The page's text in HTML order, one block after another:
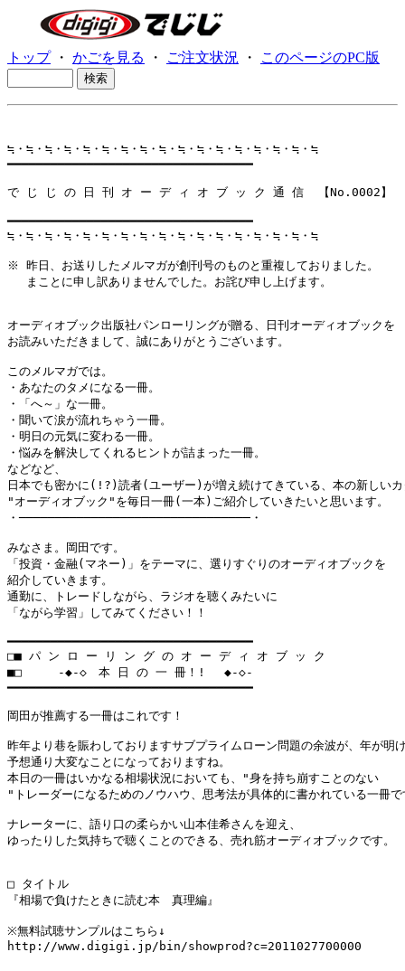
トップ・ かごを見る ・ ご注文状況 ・ このページのPC版
≒・≒・≒・≒・≒・≒・≒・≒・≒・≒・≒・≒・≒・≒・≒・≒・≒
━━━━━━━━━━━━━━━━━━━━━━━━━━━━━━━━━━
で じ じ の 日 刊 オ ー デ ィ オ ブ ッ ク 通 信  【No.0002】
━━━━━━━━━━━━━━━━━━━━━━━━━━━━━━━━━━
≒・≒・≒・≒・≒・≒・≒・≒・≒・≒・≒・≒・≒・≒・≒・≒・≒
※ 昨日、お送りしたメルマガが創刊号のものと重複しておりました。
まことに申し訳ありませんでした。お詫び申し上げます。
オーディオブック出版社パンローリングが贈る、日刊オーディオブックを
お読みいただきまして、誠にありがとうございます。
このメルマガでは。
・あなたのタメになる一冊。
・「へ～」な一冊。
・聞いて涙が流れちゃう一冊。
・明日の元気に変わる一冊。
・悩みを解決してくれるヒントが詰まった一冊。
などなど、
日本でも密かに(!?)読者(ユーザー)が増え続けてきている、本の新しいカ
"オーディオブック"を毎日一冊(一本)ご紹介していきたいと思います。
・────────────────────────────────・
みなさま。岡田です。
「投資・金融(マネー)」をテーマに、選りすぐりのオーディオブックを
紹介していきます。
通勤に、トレードしながら、ラジオを聴くみたいに
「ながら学習」してみてください！！
━━━━━━━━━━━━━━━━━━━━━━━━━━━━━━━━━━
□■ パ ン ロ ー リ ン グ の オ ー デ ィ オ ブ ッ ク
■□     -◆-◇　本 日 の 一 冊！! 　◆-◇-
━━━━━━━━━━━━━━━━━━━━━━━━━━━━━━━━━━
岡田が推薦する一冊はこれです！
昨年より巷を賑わしておりますサブプライムローン問題の余波が、年が明
予想通り大変なことになっておりますね。
本日の一冊はいかなる相場状況においても、"身を持ち崩すことのない
"トレーダーになるためのノウハウ、思考法が具体的に書かれている一冊で
ナレーターに、語り口の柔らかい山本佳希さんを迎え、
ゆったりした気持ちで聴くことのできる、売れ筋オーディオブックです。
□ タイトル
『相場で負けたときに読む本　真理編』
※無料試聴サンプルはこちら↓
http://www.digigi.jp/bin/showprod?c=2011027700000